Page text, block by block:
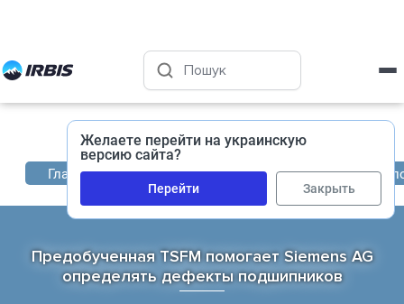
Желаете перейти на украинскую
версию сайта?
Перейти Закрыть
Главная Новости Новости мировых
Предобученная TSFM помогает Siemens AG
определять дефекты подшипников